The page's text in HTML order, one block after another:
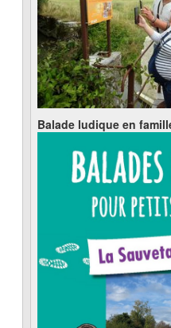
Balade ludique en